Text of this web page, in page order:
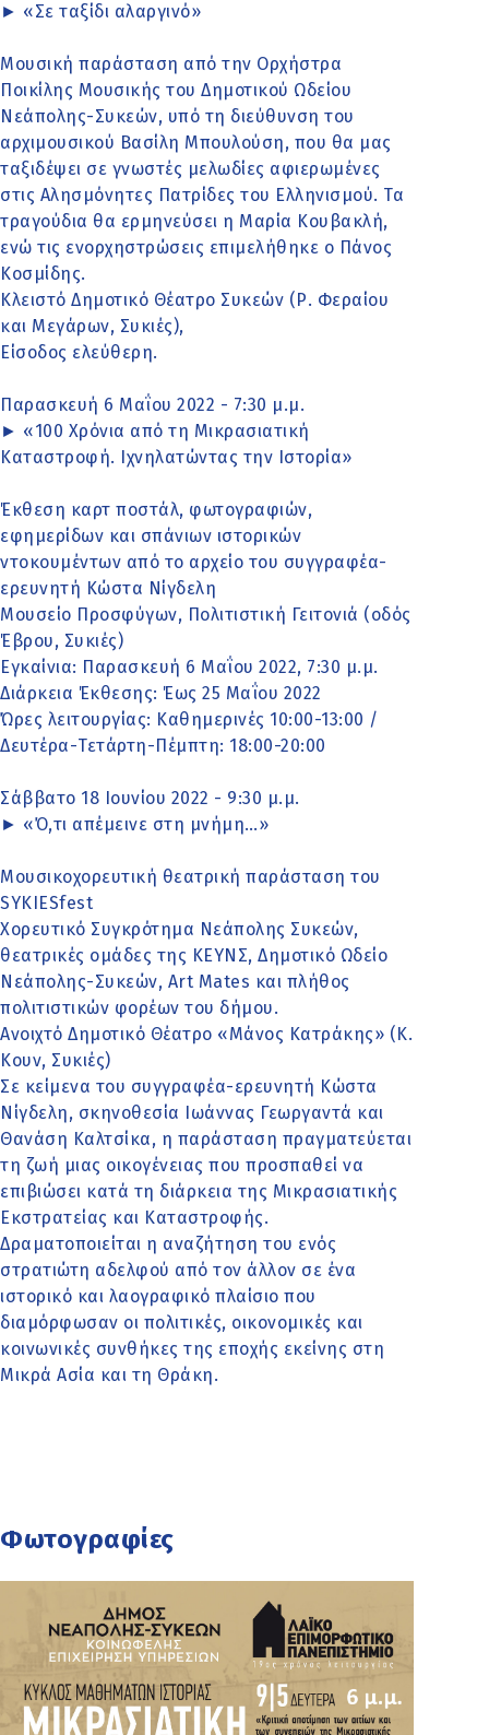
► «Σε ταξίδι αλαργινό»
Μουσική παράσταση από την Ορχήστρα
Ποικίλης Μουσικής του Δημοτικού Ωδείου
Νεάπολης-Συκεών, υπό τη διεύθυνση του
αρχιμουσικού Βασίλη Μπουλούση, που θα μας
ταξιδέψει σε γνωστές μελωδίες αφιερωμένες
στις Αλησμόνητες Πατρίδες του Ελληνισμού. Τα
τραγούδια θα ερμηνεύσει η Μαρία Κουβακλή,
ενώ τις ενορχηστρώσεις επιμελήθηκε ο Πάνος
Κοσμίδης.
Κλειστό Δημοτικό Θέατρο Συκεών (Ρ. Φεραίου
και Μεγάρων, Συκιές),
Είσοδος ελεύθερη.
Παρασκευή 6 Μαΐου 2022 - 7:30 μ.μ.
► «100 Χρόνια από τη Μικρασιατική
Καταστροφή. Ιχνηλατώντας την Ιστορία»
Έκθεση καρτ ποστάλ, φωτογραφιών,
εφημερίδων και σπάνιων ιστορικών
ντοκουμέντων από το αρχείο του συγγραφέα-
ερευνητή Κώστα Νίγδελη
Μουσείο Προσφύγων, Πολιτιστική Γειτονιά (οδός
Έβρου, Συκιές)
Εγκαίνια: Παρασκευή 6 Μαΐου 2022, 7:30 μ.μ.
Διάρκεια Έκθεσης: Έως 25 Μαΐου 2022
Ώρες λειτουργίας: Καθημερινές 10:00-13:00 /
Δευτέρα-Τετάρτη-Πέμπτη: 18:00-20:00
Σάββατο 18 Ιουνίου 2022 - 9:30 μ.μ.
► «Ό,τι απέμεινε στη μνήμη…»
Μουσικοχορευτική θεατρική παράσταση του
SYKIESfest
Χορευτικό Συγκρότημα Νεάπολης Συκεών,
θεατρικές ομάδες της ΚΕΥΝΣ, Δημοτικό Ωδείο
Νεάπολης-Συκεών, Art Mates και πλήθος
πολιτιστικών φορέων του δήμου.
Ανοιχτό Δημοτικό Θέατρο «Μάνος Κατράκης» (Κ.
Κουν, Συκιές)
Σε κείμενα του συγγραφέα-ερευνητή Κώστα
Νίγδελη, σκηνοθεσία Ιωάννας Γεωργαντά και
Θανάση Καλτσίκα, η παράσταση πραγματεύεται
τη ζωή μιας οικογένειας που προσπαθεί να
επιβιώσει κατά τη διάρκεια της Μικρασιατικής
Εκστρατείας και Καταστροφής.
Δραματοποιείται η αναζήτηση του ενός
στρατιώτη αδελφού από τον άλλον σε ένα
ιστορικό και λαογραφικό πλαίσιο που
διαμόρφωσαν οι πολιτικές, οικονομικές και
κοινωνικές συνθήκες της εποχής εκείνης στη
Μικρά Ασία και τη Θράκη.
Φωτογραφίες